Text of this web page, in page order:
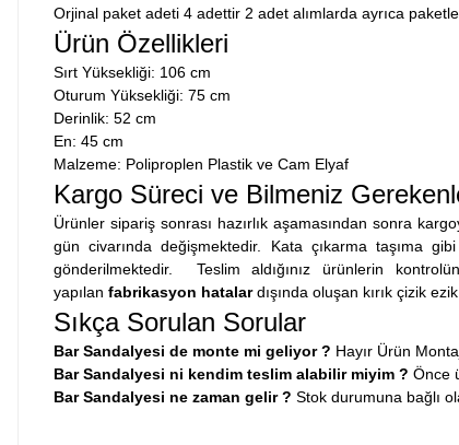
Orjinal paket adeti 4 adettir 2 adet alımlarda ayrıca
Ürün Özellikleri
Sırt Yüksekliği: 106 cm
Oturum Yüksekliği: 75 cm
Derinlik: 52 cm
En: 45 cm
Malzeme: Poliproplen Plastik ve Cam Elyaf
Kargo Süreci ve Bilmeniz
Ürünler sipariş sonrası hazırlık aşamasından sonra
gün civarında değişmektedir. Kata çıkarma taşıma
gönderilmektedir. Teslim aldığınız ürünlerin
yapılan fabrikasyon hatalardışında oluşan kırık çizik
Sıkça Sorulan Sorular
Bar Sandalyesi de monte mi geliyor ? Hayır Ürün
Bar Sandalyesi ni kendim teslim alabilir miyim ? Önce
Bar Sandalyesi ne zaman gelir ? Stok durumuna bağlı